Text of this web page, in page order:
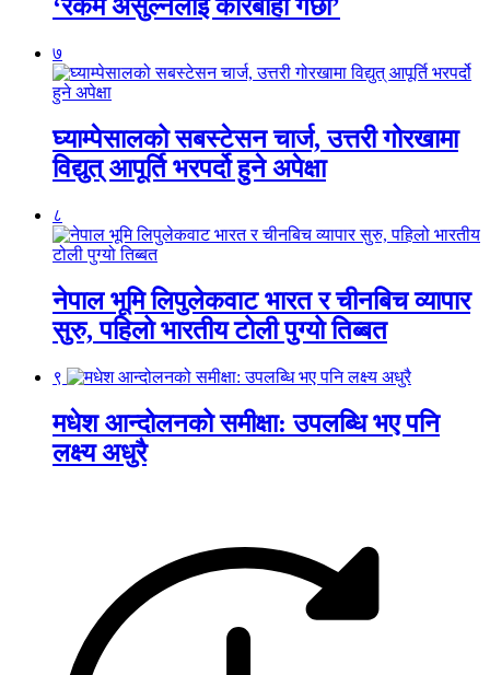
‘रकम असुल्नेलाई कारबाही गर्छाैं’
७
घ्याम्पेसालको सबस्टेसन चार्ज, उत्तरी गोरखामा
विद्युत् आपूर्ति भरपर्दो हुने अपेक्षा
८
नेपाल भूमि लिपुलेकवाट भारत र चीनबिच व्यापार
सुरु, पहिलो भारतीय टोली पुग्यो तिब्बत
९
मधेश आन्दोलनको समीक्षा: उपलब्धि भए पनि
लक्ष्य अधुरै